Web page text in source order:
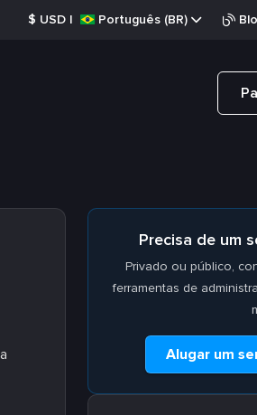
$ USD | Português (BR)
Precisa de um
Privado ou público,
ferramentas de
Alugar um